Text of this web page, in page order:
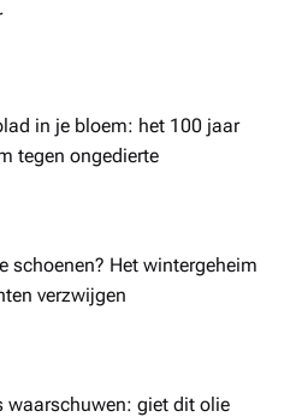
in je bloem: het 100 jaar
tegen ongedierte
schoenen? Het wintergeheim
verzwijgen
waarschuwen: giet dit olie